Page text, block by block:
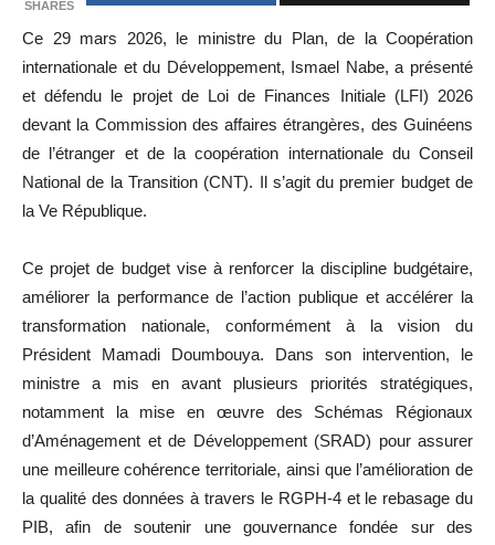
SHARES
Ce 29 mars 2026, le ministre du Plan, de la Coopération
internationale et du Développement, Ismael Nabe, a présenté
et défendu le projet de Loi de Finances Initiale (LFI) 2026
devant la Commission des affaires étrangères, des Guinéens
de l’étranger et de la coopération internationale du Conseil
National de la Transition(CNT). Il s’agit du premier budget de
la Ve République.
Ce projet de budget vise à renforcer la discipline budgétaire,
améliorer la performance de l’action publique et accélérer la
transformation nationale, conformément à la vision du
Président Mamadi Doumbouya. Dans son intervention, le
ministre a mis en avant plusieurs priorités stratégiques,
notamment la mise en œuvre des Schémas Régionaux
d’Aménagement et de Développement (SRAD) pour assurer
une meilleure cohérence territoriale, ainsi que l’amélioration de
la qualité des données à travers le RGPH-4 et le rebasage du
PIB, afin de soutenir une gouvernance fondée sur des